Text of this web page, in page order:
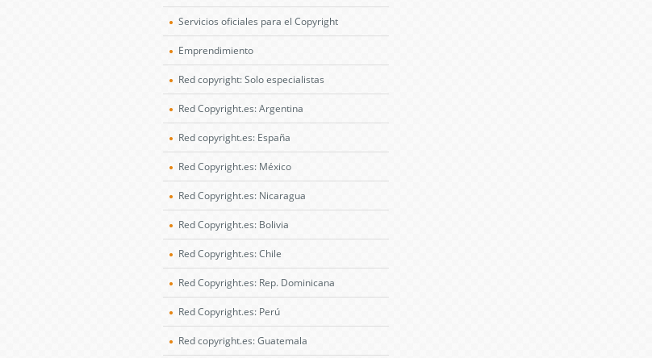
Servicios oficiales para el Copyright
Emprendimiento
Red copyright: Solo especialistas
Red Copyright.es: Argentina
Red copyright.es: España
Red Copyright.es: México
Red Copyright.es: Nicaragua
Red Copyright.es: Bolivia
Red Copyright.es: Chile
Red Copyright.es: Rep. Dominicana
Red Copyright.es: Perú
Red copyright.es: Guatemala